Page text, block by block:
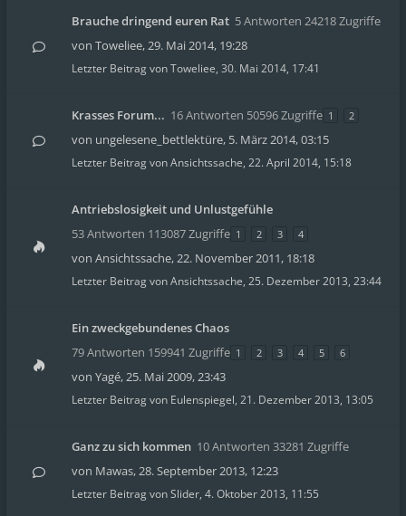
Brauche dringend euren Rat 5 Antworten 24218 Zugriffe
von Toweliee,29. Mai 2014, 19:28
Letzter Beitrag vonToweliee, 30. Mai 2014, 17:41
Krasses Forum... 16 Antworten 50596 Zugriffe 1 2
von ungelesene_bettlektüre, 5. März 2014, 03:15
Letzter Beitrag vonAnsichtssache, 22. April 2014, 15:18
Antriebslosigkeit und Unlustgefühle
53 Antworten 113087 Zugriffe 1 2 3 4
von Ansichtssache,22. November 2011, 18:18
Letzter Beitrag vonAnsichtssache, 25. Dezember 2013, 23:44
Ein zweckgebundenes Chaos
79 Antworten 159941 Zugriffe 1 2 3 4 5 6
von Yagé,25. Mai 2009, 23:43
Letzter Beitrag von Eulenspiegel, 21. Dezember 2013, 13:05
Ganz zu sich kommen 10 Antworten 33281 Zugriffe
von Mawas,28. September 2013, 12:23
Letzter Beitrag vonSlider, 4. Oktober 2013, 11:55